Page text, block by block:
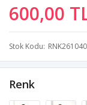
600,00
Stok Kodu
Renk